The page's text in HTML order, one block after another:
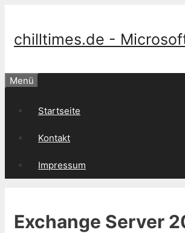
Inhalt
chilltimes.de -
Menü
Startseite
Kontakt
Impressum
Exchange Server